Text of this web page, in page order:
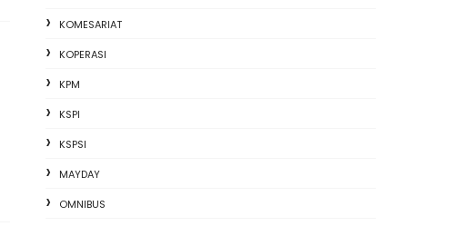
KOMESARIAT
KOPERASI
KPM
KSPI
KSPSI
MAYDAY
OMNIBUS